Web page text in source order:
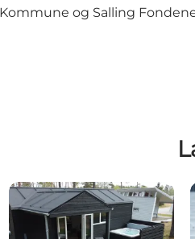
og Salling